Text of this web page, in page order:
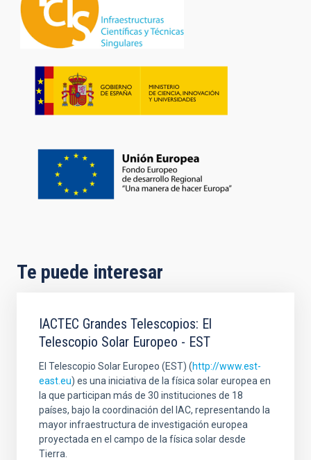
Te puede interesar
IACTEC Grandes Telescopios: El
Telescopio Solar Europeo - EST
El Telescopio Solar Europeo (EST) (http://www.est-
east.eu) es una iniciativa de la física solar europea en
la que participan más de 30 instituciones de 18
países, bajo la coordinación del IAC, representando la
mayor infraestructura de investigación europea
proyectada en el campo de la física solar desde
Tierra.